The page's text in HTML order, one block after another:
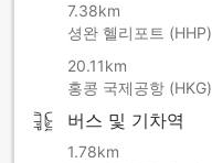
7.38km
셩완 헬리포트 (HHP)
20.11km
홍콩 국제공항 (HKG)
버스 및 기차역
1.78km